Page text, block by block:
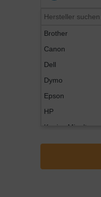
Brother
Canon
Dell
Dymo
Epson
HP
Konica Minolta
Kyocera